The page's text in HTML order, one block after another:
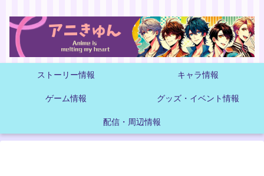
ストーリー情報 キャラ情報
ゲーム情報 グッズ・イベント情報
配信・周辺情報